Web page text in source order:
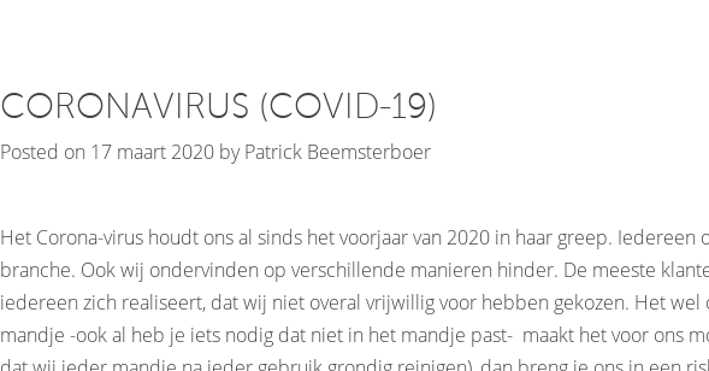
CORONAVIRUS (COVID-19)
Posted on 17 maart 2020 byPatrick Beemsterboer
Het Corona-virus houdt ons al sinds het voorjaar van 2020 in haar greep.
branche. Ook wij ondervinden op verschillende manieren hinder. De meeste
iedereen zich realiseert, dat wij niet overal vrijwillig voor hebben gekozen. Het
mandje -ook al heb je iets nodig dat niet in het mandje past- maakt het voor ons